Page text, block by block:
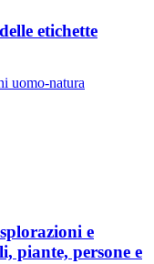
etichette
uomo-natura
e
piante, persone e